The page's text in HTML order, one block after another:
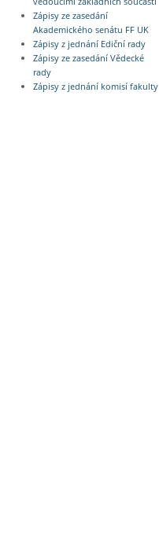
Zápisy ze zasedání
Akademického senátu FF UK
Zápisy z jednání Ediční rady
Zápisy ze zasedání Vědecké
rady
Zápisy z jednání komisí fakulty